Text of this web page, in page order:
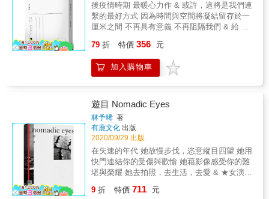
鐵路邊的故事，是無邊無際的。
&mdash;&mdash;陳映彤 揹著相機從白天拍到
晚上、從夏天拍到冬天。&mdash;&mdash;張
志文 我不斷地想抓住消逝前的鐵道、地景與人
為需求而創造鐵道，而鐵道造就許多人美好的
回憶。&mdash;&mdash;林柏廷 閃電雷鳴般的
引擎聲，這樣氣勢的車輛才是火車。
是神。&mdash;&mdash;黃威勝
後疫情時期 最暖心力作 & 或許，這將是我們連
繫的最好方式 因為時間與空間將凝結留存於一
厘米之間 不再具有意義 不再阻隔我們 & 給 親
★每一頁都是一個思念 ★那些形容詞都是你，
也是我 & ◎全書每一個字皆由創作鬼才HUSH
手寫手繪 & HUSH很都會、很時髦、很銳利，
格篩網，篩掉生命中乏味、陳舊、迂腐與遲
鈍，留下讓人驚呼連連的靈光乍現。因為疫
情，鏡頭成為人與人聯繫的重要方式。視訊、
拍照，證明自己平安活著，也讓遠方親友感到
安心。長達半年多的期間，HUSH用影像將生活
細切成數十種不同的況味。一張張代表各種形
容詞的明信片，讓每個人都能在其中找到自
己，或送給遠方的朋友讓他們知道你現在過得
好不好。 &
79 折 特價 356 元
加入購物車
遊目 Nomadic Eyes
林予晞 著
有鹿文化 出版
2020/09/29 出版
在失速的年代 她放慢步伐，恣意縱目四望 她用
快門連結你的受傷與歡愉 她藉影像感受你的難
堪與榮耀 她去拍照，去生活，去愛 & ★女演員
影像生活實踐的精神分析 & 嚮往流浪是她改不
9 折 特價 711 元